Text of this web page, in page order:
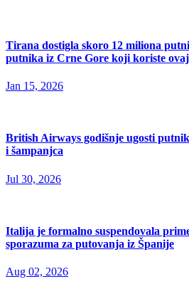
Tirana dostigla skoro 12 miliona
putnika iz Crne Gore koji koriste
Jan 15, 2026
British Airways godišnje ugosti
i šampanjca
Jul 30, 2026
Italija je formalno suspendovala
sporazuma za putovanja iz Španije
Aug 02, 2026